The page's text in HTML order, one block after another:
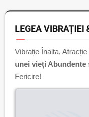
LEGEA VIBRAȚIEI
Vibrație Înalta,
unei vieți Abundente
Fericire!